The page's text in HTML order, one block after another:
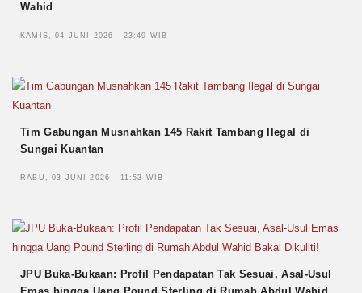
Wahid
KAMIS, 04 JUNI 2026 - 23:49 WIB
Tim Gabungan Musnahkan 145 Rakit Tambang Ilegal di
Sungai Kuantan
RABU, 03 JUNI 2026 - 11:53 WIB
JPU Buka-Bukaan: Profil Pendapatan Tak Sesuai, Asal-Usul